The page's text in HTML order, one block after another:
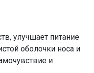
улучшает питание
оболочки носа и
и